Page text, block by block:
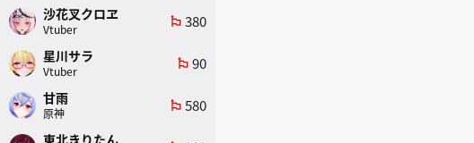
沙花叉クロヱ
Vtuber
emoji_flags 380
星川サラ
Vtuber
emoji_flags 90
甘雨
原神
emoji_flags 580
東北きりたん